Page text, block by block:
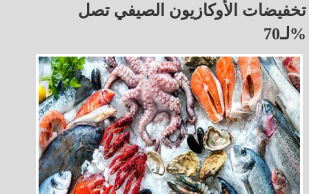
تخفيضات الأوكازيون الصيفي تصل
لـ70%